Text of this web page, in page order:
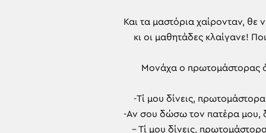
Και τα μαστόρια χαίρονταν, θε
κι οι μαθητάδες κλαίγανε!
Μονάχα ο πρωτομάστορας
-Τί μου δίνεις,
-Αν σου δώσω τον πατέρα μου,
– Τί μου δίνεις,